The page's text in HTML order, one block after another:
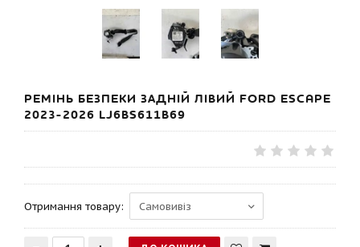
РЕМІНЬ БЕЗПЕКИ ЗАДНІЙ ЛІВИЙ FORD ESCAPE
2023-2026 LJ6BS611B69
Отримання товару: